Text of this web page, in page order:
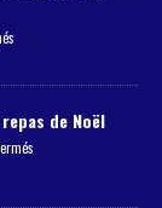
de Noël